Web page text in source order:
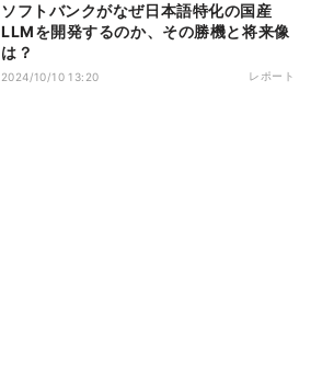
ソフトバンクがなぜ日本語特化の国産
LLMを開発するのか、その勝機と将来像
は？
2024/10/10 13:20 レポート